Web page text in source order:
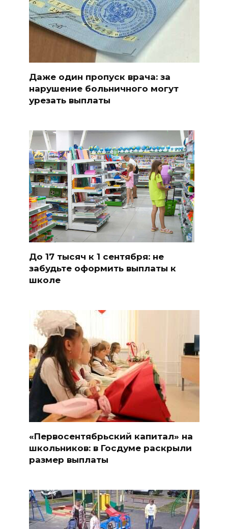
Даже один пропуск врача: за
нарушение больничного могут
урезать выплаты
До 17 тысяч к 1 сентября: не
забудьте оформить выплаты к
школе
«Первосентябрьский капитал» на
школьников: в Госдуме раскрыли
размер выплаты